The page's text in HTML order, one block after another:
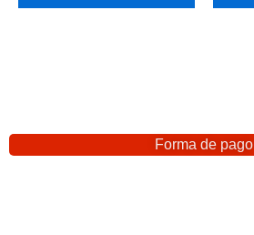
Forma de pago